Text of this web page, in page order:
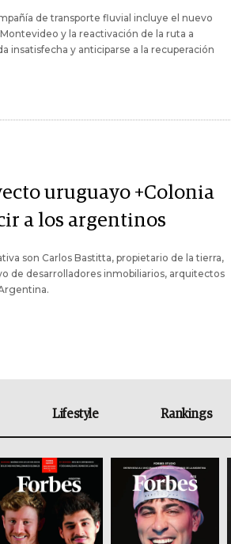
de transporte fluvial incluye el nuevo
y la reactivación de la ruta a
insatisfecha y anticiparse a la recuperación
uruguayo +Colonia
a los argentinos
son Carlos Bastitta, propietario de la tierra,
de desarrolladores inmobiliarios, arquitectos
Lifestyle Rankings